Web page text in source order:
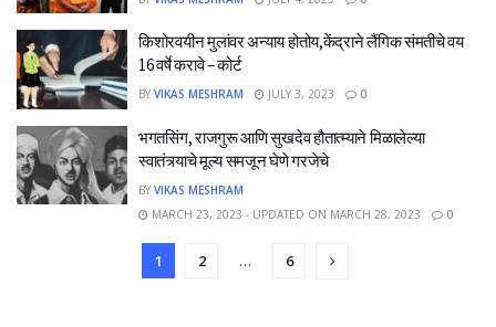
किशोरवयीन मुलांवर अन्याय होतोय,केंद्राने लैंगिक संमतीचे वय
16 वर्षे करावे – कोर्ट
BY VIKAS MESHRAM JULY 3, 2023 0
भगतसिंग, राजगुरू आणि सुखदेव हौतात्म्याने मिळालेल्या
स्वातंत्र्याचे मूल्य समजून घेणे गरजेचे
BY VIKAS MESHRAM
MARCH 23, 2023 - UPDATED ON MARCH 28, 2023
0
1 2 … 6